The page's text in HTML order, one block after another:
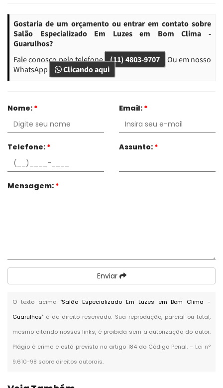
Gostaria de um orçamento ou entrar em contato sobre
Salão Especializado Em Luzes em Bom Clima -
Guarulhos?
Fale conosco pelo telefone (11) 4803-9707
Ou em nosso
WhatsApp
Clicando aqui
Nome: * Email: *
Telefone: * Assunto: *
Mensagem: *
Enviar
O texto acima "Salão Especializado Em Luzes em Bom Clima -
Guarulhos" é de direito reservado. Sua reprodução, parcial ou total,
mesmo citando nossos links, é proibida sem a autorização do autor.
Plágio é crime e está previsto no artigo 184 do Código Penal. – Lei n°
9.610-98 sobre direitos autorais.